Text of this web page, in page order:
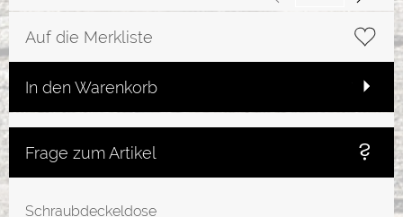
Auf die Merkliste
In den Warenkorb
Frage zum Artikel
Schraubdeckeldose